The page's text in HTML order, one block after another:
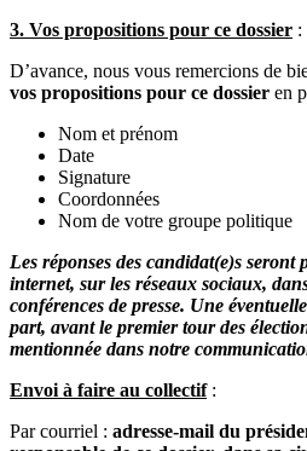
3. Vos propositions pour ce dossier :
D’avance, nous vous remercions de
vos propositions pour ce dossier en
Nom et prénom
Date
Signature
Coordonnées
Nom de votre groupe politique
Les réponses des candidat(e)s seront
internet, sur les réseaux sociaux,
conférences de presse. Une
part, avant le premier tour des
mentionnée dans notre
Envoi à faire au collectif:
Par courriel : adresse-mail du